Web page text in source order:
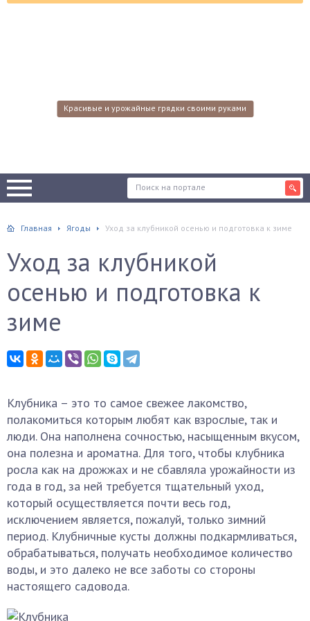
Красивые и урожайные грядки своими руками
Главная Ягоды Уход за клубникой осенью и подготовка к зиме
Уход за клубникой
осенью и подготовка к
зиме
Клубника – это то самое свежее лакомство,
полакомиться которым любят как взрослые, так и
люди. Она наполнена сочностью, насыщенным вкусом,
она полезна и ароматна. Для того, чтобы клубника
росла как на дрожжах и не сбавляла урожайности из
года в год, за ней требуется тщательный уход,
который осуществляется почти весь год,
исключением является, пожалуй, только зимний
период. Клубничные кусты должны подкармливаться,
обрабатываться, получать необходимое количество
воды, и это далеко не все заботы со стороны
настоящего садовода.